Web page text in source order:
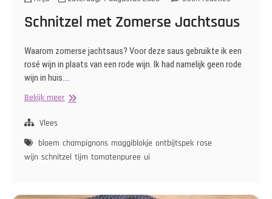
Schnitzel met Zomerse Jachtsaus
Waarom zomerse jachtsaus? Voor deze saus gebruikte ik een
rosé wijn in plaats van een rode wijn. Ik had namelijk geen rode
wijn in huis.…
Bekijk meerSchnitzel
Vlees
bloem champignons maggiblokje ontbijtspek rose
wijn schnitzel tijm tomatenpuree ui